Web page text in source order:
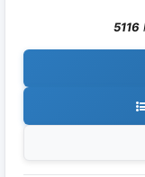
5116